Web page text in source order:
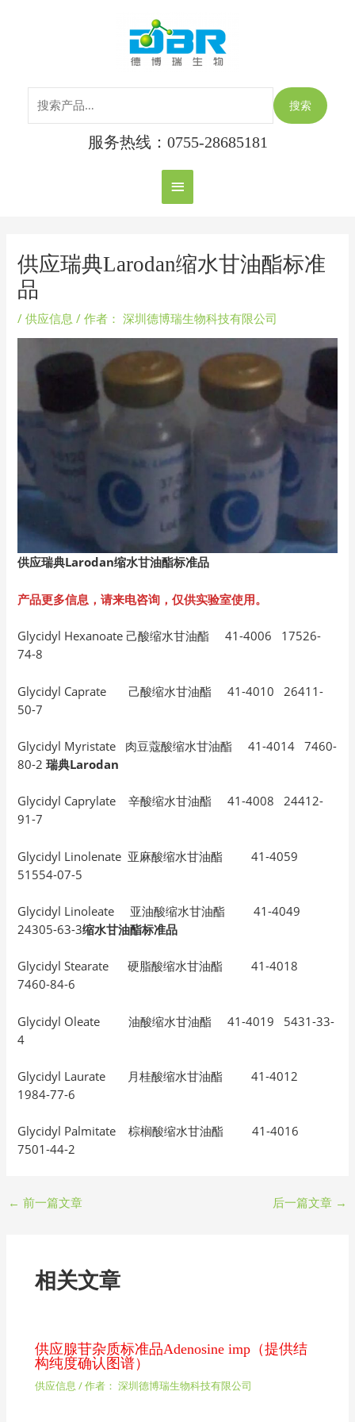
主
菜
单
搜索
服务热线：0755-28685181
供应瑞典Larodan缩水甘油酯标准
品
/供应信息 / 作者： 深圳德博瑞生物科技有限公司
供应瑞典Larodan缩水甘油酯标准品
产品更多信息，请来电咨询，仅供实验室使用。
Glycidyl Hexanoate 己酸缩水甘油酯 41-4006 17526-
74-8
Glycidyl Caprate 己酸缩水甘油酯 41-4010 26411-
50-7
Glycidyl Myristate 肉豆蔻酸缩水甘油酯 41-4014 7460-
80-2瑞典Larodan
Glycidyl Caprylate 辛酸缩水甘油酯 41-4008 24412-
91-7
Glycidyl Linolenate 亚麻酸缩水甘油酯 41-4059
51554-07-5
Glycidyl Linoleate 亚油酸缩水甘油酯 41-4049
24305-63-3缩水甘油酯标准品
Glycidyl Stearate 硬脂酸缩水甘油酯 41-4018
7460-84-6
Glycidyl Oleate 油酸缩水甘油酯 41-4019 5431-33-
4
Glycidyl Laurate 月桂酸缩水甘油酯 41-4012
1984-77-6
Glycidyl Palmitate 棕榈酸缩水甘油酯 41-4016
7501-44-2
← 前一篇文章 后一篇文章 →
相关文章
供应腺苷杂质标准品Adenosine imp（提供结
构纯度确认图谱）
供应信息 / 作者： 深圳德博瑞生物科技有限公司